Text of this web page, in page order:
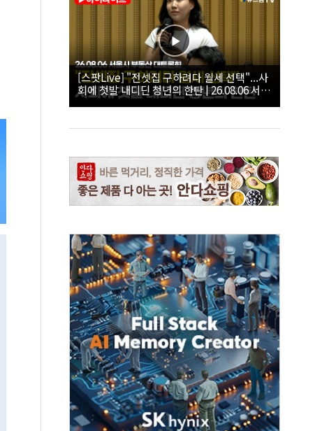
[스팟Live] "전셋집 구하려다 월세 선택"...사
회에 첫발 내디딘 청년의 한탄 | 26.08.06 서울
시 부동산 대토론회